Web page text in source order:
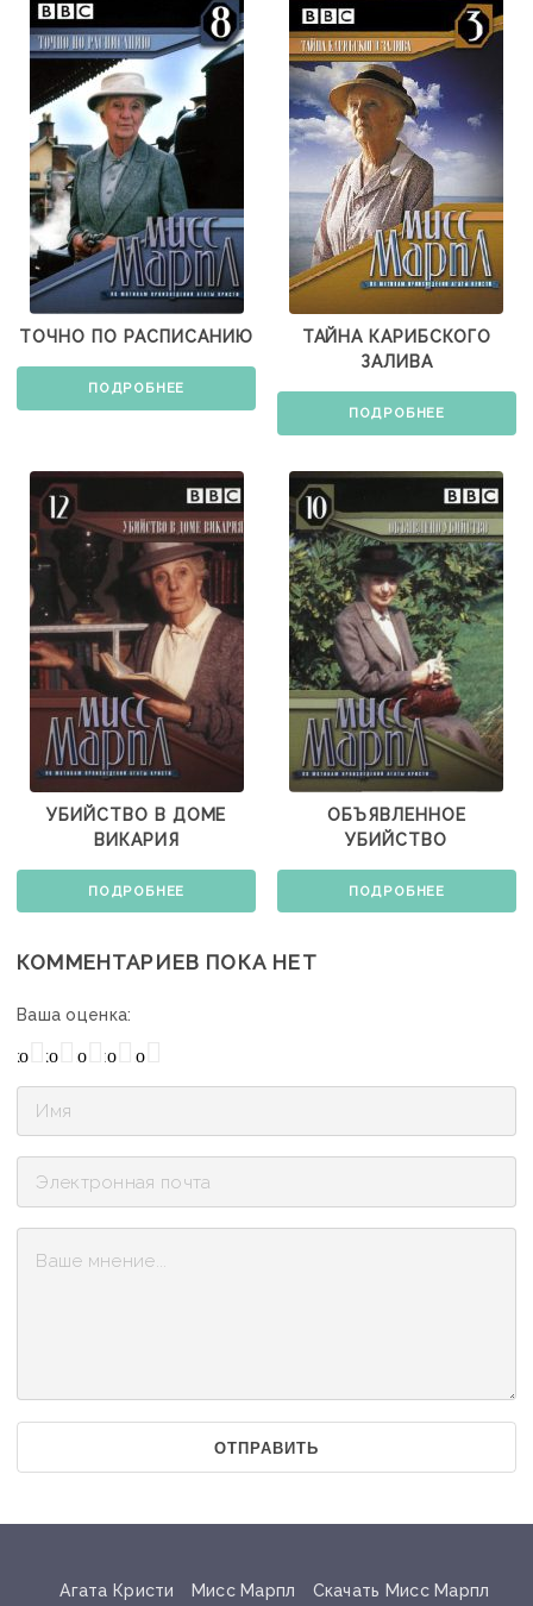
ТОЧНО ПО РАСПИСАНИЮ
ПОДРОБНЕЕ
ТАЙНА КАРИБСКОГО
ЗАЛИВА
ПОДРОБНЕЕ
УБИЙСТВО В ДОМЕ
ВИКАРИЯ
ПОДРОБНЕЕ
ОБЪЯВЛЕННОЕ
УБИЙСТВО
ПОДРОБНЕЕ
КОММЕНТАРИЕВ ПОКА НЕТ
Ваша оценка:
Отлично
Хорошо
Плохо
ОТПРАВИТЬ
Агата Кристи Мисс Марпл Скачать Мисс Марпл